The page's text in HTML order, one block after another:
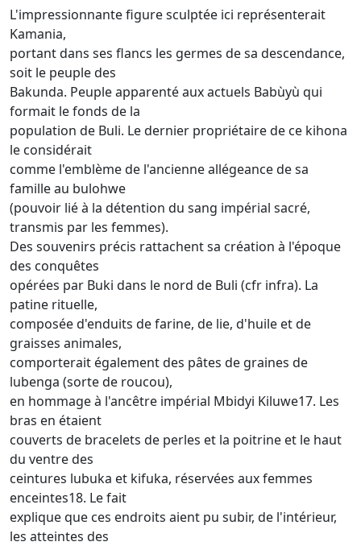
L'impressionnante figure sculptée ici représenterait
Kamania,
portant dans ses flancs les germes de sa descendance,
soit le peuple des
Bakunda. Peuple apparenté aux actuels Babùyù qui
formait le fonds de la
population de Buli. Le dernier propriétaire de ce kihona
le considérait
comme l'emblème de l'ancienne allégeance de sa
famille au bulohwe
(pouvoir lié à la détention du sang impérial sacré,
transmis par les femmes).
Des souvenirs précis rattachent sa création à l'époque
des conquêtes
opérées par Buki dans le nord de Buli (cfr infra). La
patine rituelle,
composée d'enduits de farine, de lie, d'huile et de
graisses animales,
comporterait également des pâtes de graines de
lubenga (sorte de roucou),
en hommage à l'ancêtre impérial Mbidyi Kiluwe17. Les
bras en étaient
couverts de bracelets de perles et la poitrine et le haut
du ventre des
ceintures lubuka et kifuka, réservées aux femmes
enceintes18. Le fait
explique que ces endroits aient pu subir, de l'intérieur,
les atteintes des